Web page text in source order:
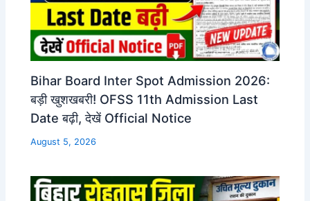
Bihar Board Inter Spot Admission 2026:
बड़ी खुशखबरी! OFSS 11th Admission Last
Date बढ़ी, देखें Official Notice
August 5, 2026